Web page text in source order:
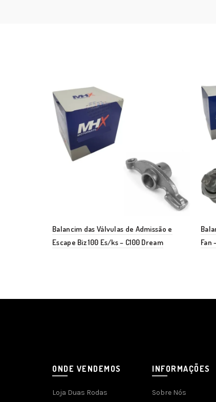
Balancim das Válvulas de Admissão e
Escape Biz 100 Es/ks – C100 Dream
Fan
ONDE VENDEMOS
Loja Duas Rodas
INFORMAÇÕES
Sobre Nós